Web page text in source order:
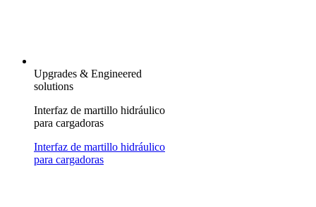
Upgrades & Engineered
solutions
Interfaz de martillo hidráulico
para cargadoras
Interfaz de martillo hidráulico
para cargadoras